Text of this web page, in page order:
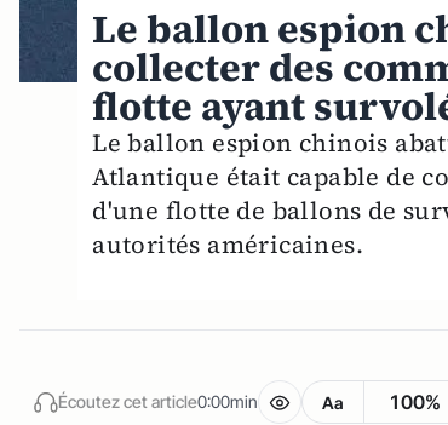
Le ballon espion
collecter des
flotte ayant
Le ballon espion chinois
Atlantique était capable de
d'une flotte de ballons de
autorités américaines.
Écoutez cet article0:00min Aa 100%